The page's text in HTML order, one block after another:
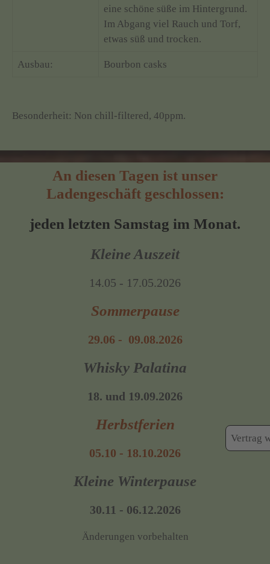
eine schöne süße im Hintergrund.
Im Abgang viel Rauch und Torf,
etwas süß und trocken.
Ausbau: Bourbon casks
Besonderheit: Non chill-filtered, 40ppm.
An diesen Tagen ist unser
Ladengeschäft geschlossen:
jeden letzten Samstag im Monat.
Kleine Auszeit
14.05 - 17.05.2026
Sommerpause
29.06 - 09.08.2026
Whisky Palatina
18. und 19.09.2026
Herbstferien
05.10 - 18.10.2026
Kleine Winterpause
30.11 - 06.12.2026
Änderungen vorbehalten
Vertrag